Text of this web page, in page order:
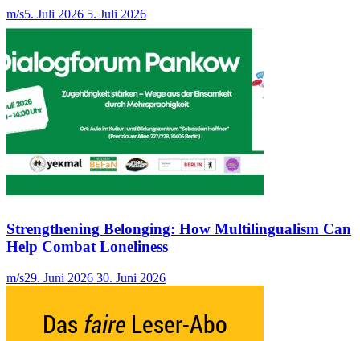
m/s5. Juli 2026 5. Juli 2026
Strengthening Belonging: How Multilingualism Can
Help Combat Loneliness
m/s29. Juni 2026 30. Juni 2026